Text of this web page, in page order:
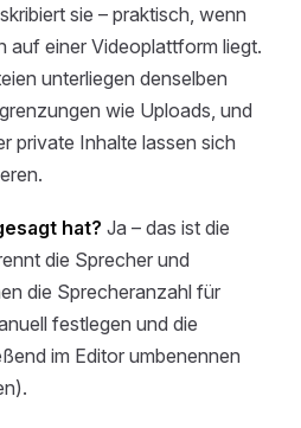
sie – praktisch, wenn
auf einer Videoplattform liegt.
unterliegen denselben
wie Uploads, und
private Inhalte lassen sich
hat? Ja – das ist die
die Sprecher und
die Sprecheranzahl für
festlegen und die
im Editor umbenennen